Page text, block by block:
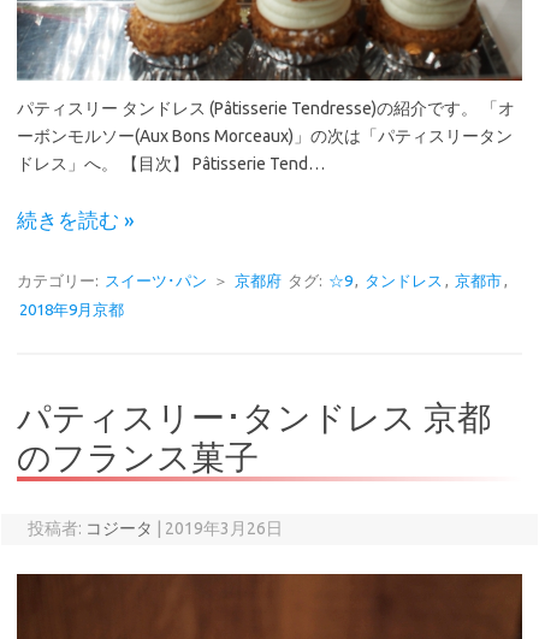
パティスリー タンドレス (Pâtisserie Tendresse)の紹介です。 「オ
ーボンモルソー(Aux Bons Morceaux)」の次は「パティスリータン
ドレス」へ。 【目次】 Pâtisserie Tend…
続きを読む »
カテゴリー: スイーツ･パン ＞ 京都府 タグ: ☆9 タンドレス 京都市
2018年9月京都
パティスリー･タンドレス 京都
のフランス菓子
投稿者: コジータ 2019年3月26日